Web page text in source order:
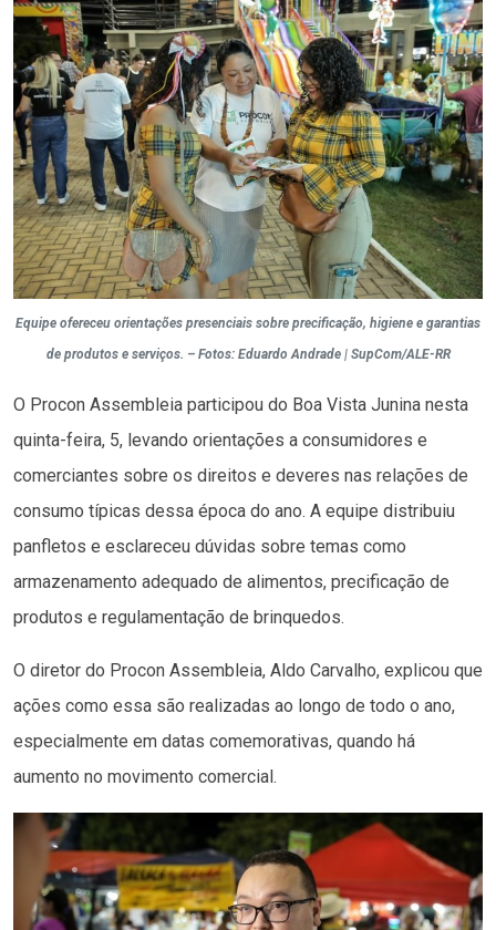
Equipe ofereceu orientações presenciais sobre precificação, higiene e garantias
de produtos e serviços. – Fotos: Eduardo Andrade | SupCom/ALE-RR
O Procon Assembleia participou do Boa Vista Junina nesta
quinta-feira, 5, levando orientações a consumidores e
comerciantes sobre os direitos e deveres nas relações de
consumo típicas dessa época do ano. A equipe distribuiu
panfletos e esclareceu dúvidas sobre temas como
armazenamento adequado de alimentos, precificação de
produtos e regulamentação de brinquedos.
O diretor do Procon Assembleia, Aldo Carvalho, explicou que
ações como essa são realizadas ao longo de todo o ano,
especialmente em datas comemorativas, quando há
aumento no movimento comercial.